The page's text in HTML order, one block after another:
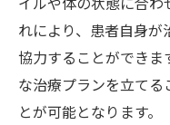
れにより、患者自身
協力することができま
な治療プランを立て
とが可能となります。